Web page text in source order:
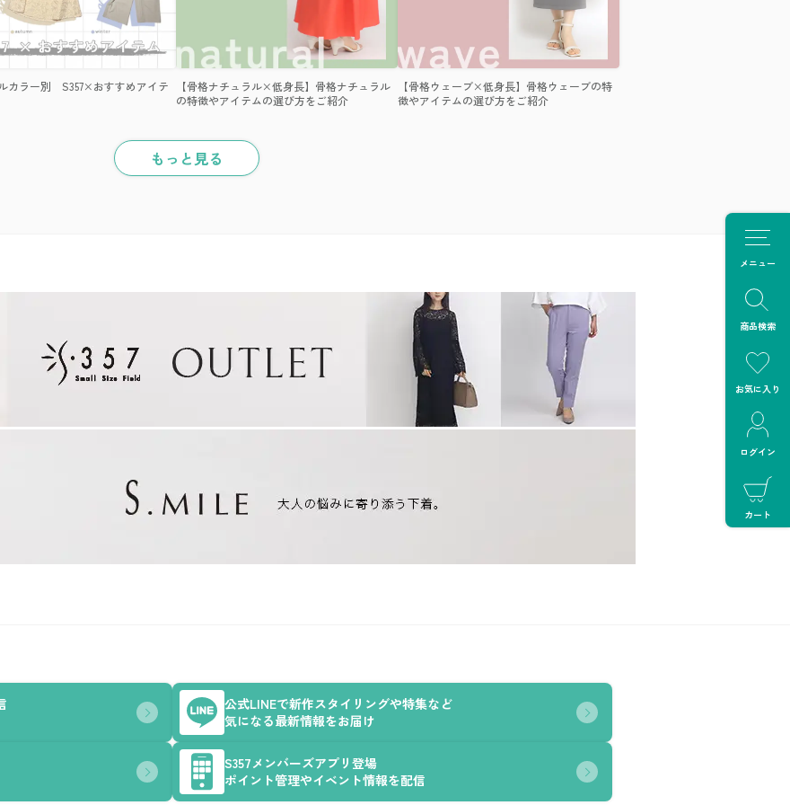
メニュー
商品検索
お気に入り
ログイン
カート
カラー別 S357×おすすめアイテ
【骨格ナチュラル×低身長】骨格ナチュラル
の特徴やアイテムの選び方をご紹介
【骨格ウェーブ×低身長】骨格ウェーブの特
徴やアイテムの選び方をご紹介
もっと見る
公式LINEで新作スタイリングや特集など
気になる最新情報をお届け
S357メンバーズアプリ登場
ポイント管理やイベント情報を配信